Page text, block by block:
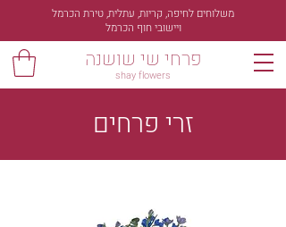
פרחי שי שושנה
shay flowers
משלוחים לחיפה, קריות, עתלית, טירת הכרמל
ויישובי חוף הכרמל
זרי פרחים